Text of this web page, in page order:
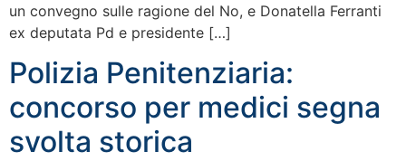
un convegno sulle ragione del No, e Donatella Ferranti
ex deputata Pd e presidente […]
Polizia Penitenziaria:
concorso per medici segna
svolta storica